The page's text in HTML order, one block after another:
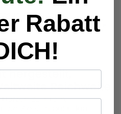
Rabatt